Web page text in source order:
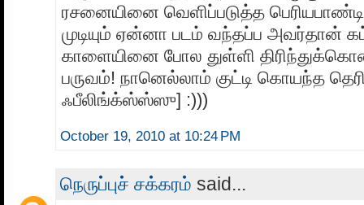
ரசனையினை வெளிப்படுத்த
முடியும் ஏன்னா படம் வந்தப்ப அவர்தான்
காளையினை போல துள்ளி
பருவம்! நானெல்லாம் குட்டி கொயந்த
ஃபீலிங்க்ஸ்ஸ்ஸு] :)))
October 19, 2010 at 10:24 PM
நெருப்புச் சக்கரம் said...